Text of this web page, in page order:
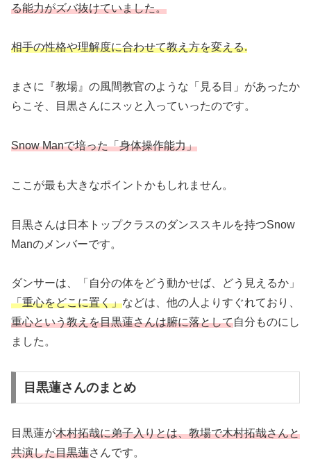
る能力がズバ抜けていました。
相手の性格や理解度に合わせて教え方を変える.
まさに『教場』の風間教官のような「見る目」があったか
らこそ、目黒さんにスッと入っていったのです。
Snow Manで培った「身体操作能力」
ここが最も大きなポイントかもしれません。
目黒さんは日本トップクラスのダンススキルを持つSnow
Manのメンバーです。
ダンサーは、「自分の体をどう動かせば、どう見えるか」
「重心をどこに置く」などは、他の人よりすぐれており、
重心という教えを目黒蓮さんは腑に落として自分ものにし
ました。
目黒蓮さんのまとめ
目黒蓮が木村拓哉に弟子入りとは、教場で木村拓哉さんと
共演した目黒蓮さんです。